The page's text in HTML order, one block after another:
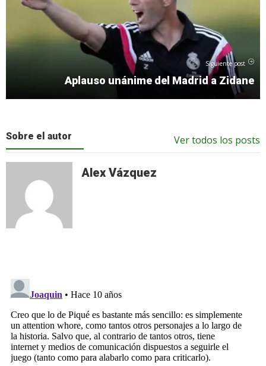
Siguiente post
Aplauso unánime del Madrid a Zidane
Sobre el autor Ver todos los posts
Alex Vázquez